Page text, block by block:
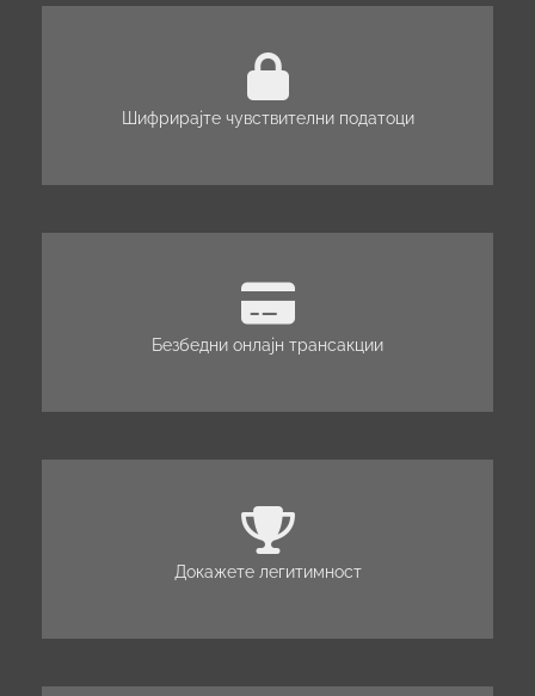
Шифрирајте чувствителни податоци
Безбедни онлајн трансакции
Докажете легитимност